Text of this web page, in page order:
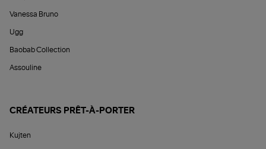
Vanessa Bruno
Ugg
Baobab Collection
Assouline
CRÉATEURS PRÊT-À-PORTER
Kujten